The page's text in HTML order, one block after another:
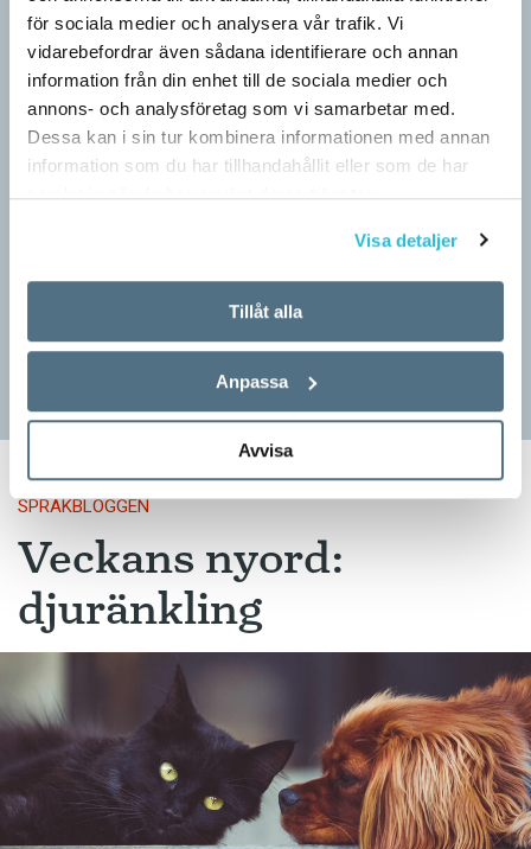
för sociala medier och analysera vår trafik. Vi
vidarebefordrar även sådana identifierare och annan
information från din enhet till de sociala medier och
annons- och analysföretag som vi samarbetar med.
Dessa kan i sin tur kombinera informationen med annan
information som du har tillhandahållit eller som de har
samlat in när du har använt deras tjänster.
Visa detaljer
Tillåt alla
Anpassa
Avvisa
Pressmeddelande: Hjovisst älskar vi
ordvitsar!
kommunslogan kombinerar ett träffsäkert budskap om
…
SPRÅKBLOGGEN
Veckans nyord:
djuränkling